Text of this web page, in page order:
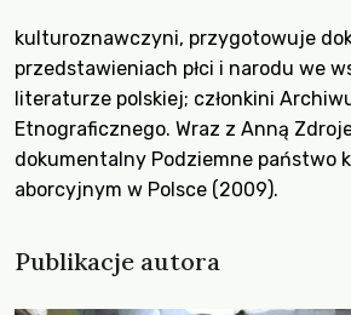
kulturoznawczyni, przygotowuje
przedstawieniach płci i narodu we
literaturze polskiej; członkini
Etnograficznego. Wraz z Anną
dokumentalny Podziemne państwo
aborcyjnym w Polsce (2009).
Publikacje autora